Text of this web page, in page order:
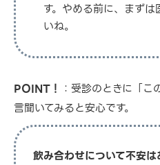
す。やめる前に、まずは
いね。
POINT！ ：受診のときに「
言聞いてみると安心です。
飲み合わせについて不安は